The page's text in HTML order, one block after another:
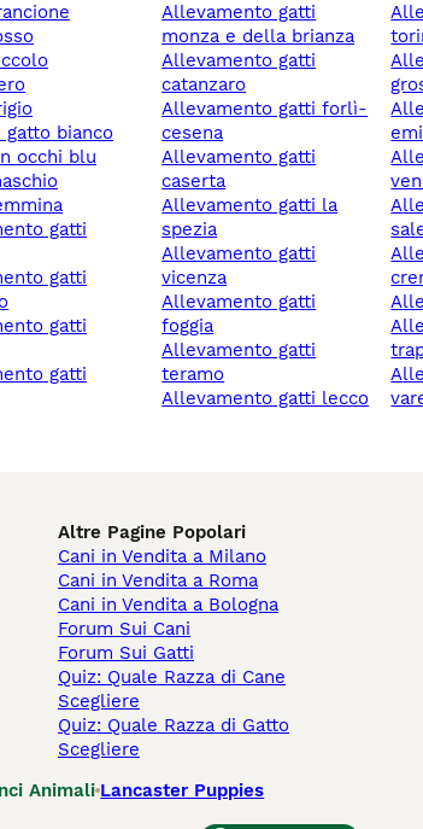
gatto bianco
occhi blu
allevamento gatti
monza e della brianza
allevamento gatti
catanzaro
allevamento gatti forlì-
cesena
allevamento gatti
caserta
allevamento gatti la
spezia
allevamento gatti
vicenza
allevamento gatti
foggia
allevamento gatti
teramo
allevamento gatti lecco
allevamento gatti
allevamento gatti
allevamento gatti
allevamento gatti friuli
allevamento gatti
allevamento gatti
allevamento gatti
allevamento gatti
Altre Pagine Popolari
Cani in Vendita a Milano
Cani in Vendita a Roma
Cani in Vendita a Bologna
Forum Sui Cani
Forum Sui Gatti
Quiz: Quale Razza di Cane
Scegliere
Quiz: Quale Razza di Gatto
Scegliere
Animali Lancaster Puppies